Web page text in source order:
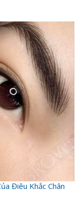
Điêu Khắc Chân